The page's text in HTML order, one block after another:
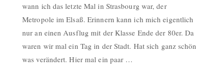
wann ich das letzte Mal in Strasbourg war, der
Metropole im Elsaß. Erinnern kann ich mich eigentlich
nur an einen Ausflug mit der Klasse Ende der 80er. Da
waren wir mal ein Tag in der Stadt. Hat sich ganz schön
was verändert. Hier mal ein paar …